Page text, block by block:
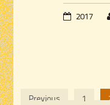
2017
Previous 1